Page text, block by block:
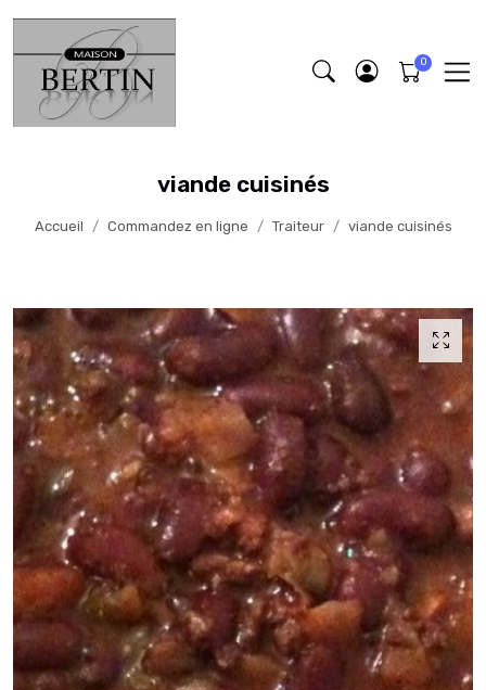
viande cuisinés
Accueil Commandez en ligne Traiteur viande cuisinés